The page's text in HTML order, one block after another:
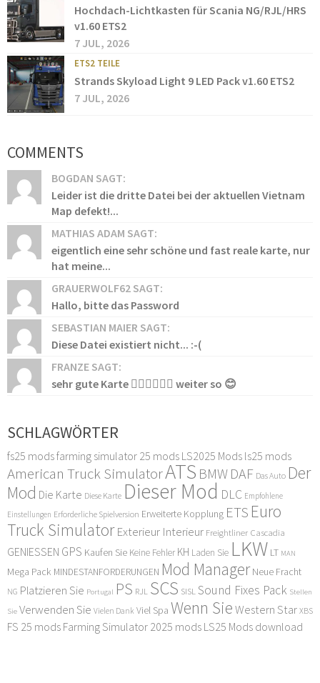
Hochdach-Lichtkasten für Scania NG/RJL/HRS
v1.60 ETS2
7 JUL, 2026
ETS2 TEILE
Strands Skyload Light 9 LED Pack v1.60 ETS2
7 JUL, 2026
COMMENTS
BOGDAN SAGT:
Leider ist die dritte Datei bei der aktuellen Vietnam
Map defekt!...
MATHIAS ADAM SAGT:
eigentlich eine sehr schöne und fast reale karte, nur
hat meine...
GRAUERWOLF62 SAGT:
Hallo, bitte das Password
SEBASTIAN MAIER SAGT:
Diese Datei existiert nicht... :-(
FRANZE SAGT:
sehr gute Karte 👍🏻👍🏻👍🏻 weiter so 😊
SCHLAGWÖRTER
fs25 modsfarming simulator 25 mods LS2025 Mods ls25 mods
American Truck SimulatorATS BMW DAF Das Auto Der
Mod Die Karte Diese Karte Dieser Mod DLC Empfohlene
Einstellungen Erforderliche Spielversion Erweiterte Kopplung ETS Euro
Truck Simulator Exterieur Interieur Freightliner Cascadia
GENIESSEN GPS Kaufen Sie Keine Fehler KH Laden Sie LKW LT MAN
Mega Pack MINDESTANFORDERUNGEN Mod Manager Neue Fracht
NG Platzieren Sie Portugal PS RJL SCS SISLSound Fixes Pack Stellen
Sie Verwenden Sie Vielen Dank Viel Spa Wenn Sie Western Star XBS
FS 25 mods Farming Simulator 2025 mods LS25 Mods download